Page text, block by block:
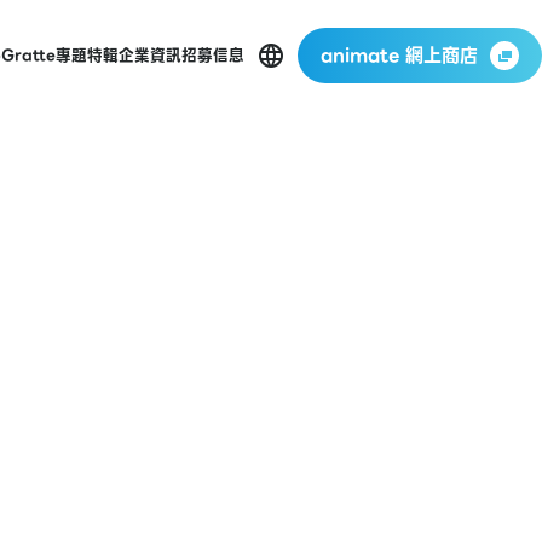
Gratte專題特輯企業資訊招募信息 animate 網上商店